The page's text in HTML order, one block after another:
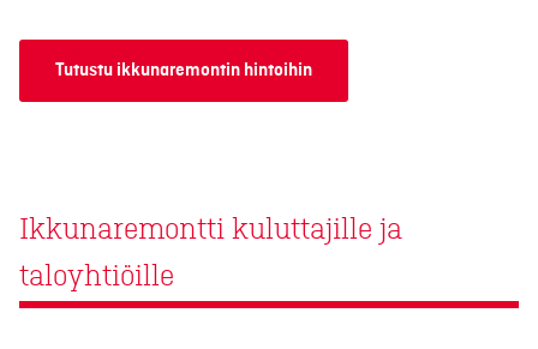
Tutustu ikkunaremontin hintoihin
Ikkunaremontti kuluttajille ja
taloyhtiöille